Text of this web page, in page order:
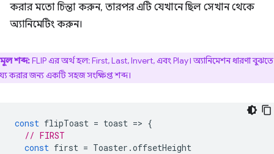
করার মতো চিন্তা করুন, তারপর এটি যেখানে ছিল সেখান থেকে
অ্যানিমেটিং করুন।
মূল শব্দ:FLIP এর অর্থ হল: First, Last, Invert, এবং Play। অ্যানিমেশন ধারণা বুঝতে
করার জন্য একটি সহজ সংক্ষিপ্ত শব্দ।
const flipToast = toast => {
// FIRST
const first = Toaster .offsetHeight